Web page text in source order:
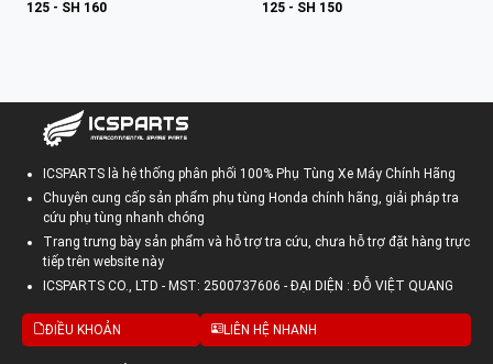
125 - SH 160
125 - SH 150
ICSPARTS là hệ thống phân phối 100% Phụ Tùng Xe Máy Chính Hãng
Chuyên cung cấp sản phẩm phụ tùng Honda chính hãng, giải pháp tra
cứu phụ tùng nhanh chóng
Trang trưng bày sản phẩm và hỗ trợ tra cứu, chưa hỗ trợ đặt hàng trực
tiếp trên website này
ICSPARTS CO., LTD - MST: 2500737606 - ĐẠI DIỆN : ĐỖ VIỆT QUANG
ĐIỀU KHOẢN LIÊN HỆ NHANH